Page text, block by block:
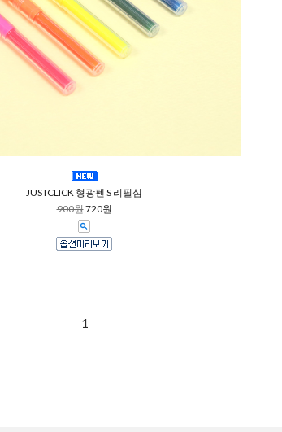
JUSTCLICK 형광펜 S 리필심
900원720원
1